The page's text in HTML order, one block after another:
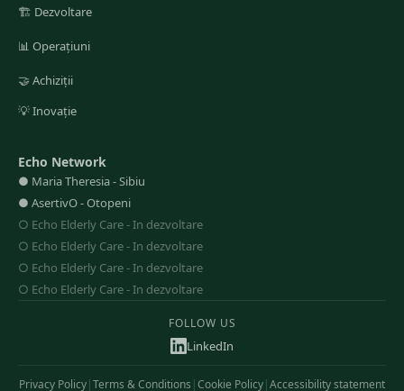
🏗️ Dezvoltare
📊 Operațiuni
🤝 Achiziții
💡Inovație
Echo Network
● Maria Theresia-Sibiu
● AsertivO-Otopeni
○ Echo Elderly Care-In dezvoltare
○ Echo Elderly Care-In dezvoltare
○ Echo Elderly Care-In dezvoltare
○ Echo Elderly Care-In dezvoltare
FOLLOW US
LinkedIn
Privacy Policy|Terms & Conditions |Cookie Policy|Accessibility statement